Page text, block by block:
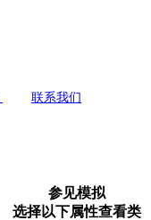
联系我们
参见模拟
选择以下属性查看类